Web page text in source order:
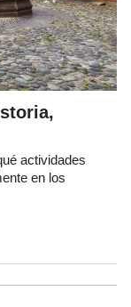
actividades
en los